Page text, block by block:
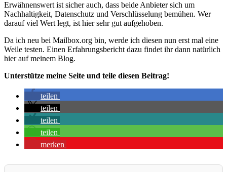
Erwähnenswert ist sicher auch, dass beide Anbieter sich um
Nachhaltigkeit, Datenschutz und Verschlüsselung bemühen. Wer
darauf viel Wert legt, ist hier sehr gut aufgehoben.
Da ich neu bei Mailbox.org bin, werde ich diesen nun erst mal eine
Weile testen. Einen Erfahrungsbericht dazu findet ihr dann natürlich
hier auf meinem Blog.
Unterstütze meine Seite und teile diesen Beitrag!
teilen
teilen
teilen
teilen
merken